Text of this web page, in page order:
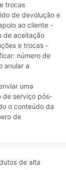
trocas
de devolução e
ao cliente -
de aceitação
e trocas -
número de
anular a
uma
de serviço pós-
o conteúdo da
de
de alta